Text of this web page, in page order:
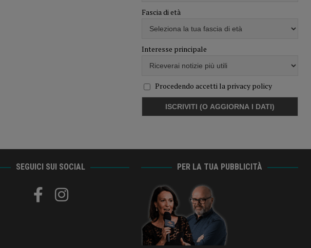
Fascia di età
Interesse principale
Procedendo accetti la privacy policy
SEGUICI SUI SOCIAL PER LA TUA PUBBLICITÀ